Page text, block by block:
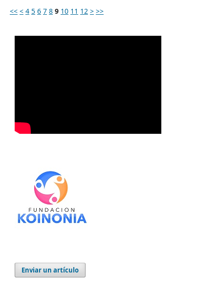
<< < 4 5 6 7 8 9 10 11 12 > >>
Enviar un artículo